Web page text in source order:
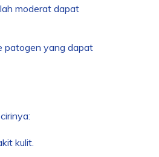
moderat dapat
patogen yang dapat
kulit.